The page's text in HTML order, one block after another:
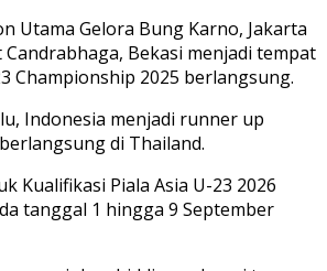
Utama Gelora Bung Karno, Jakarta
Bekasi menjadi tempat
Championship 2025 berlangsung.
Indonesia menjadi runner up
di Thailand.
Kualifikasi Piala Asia U-23 2026
tanggal 1 hingga 9 September